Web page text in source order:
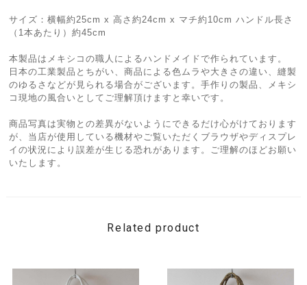
サイズ：横幅約25cm x 高さ約24cm x マチ約10cm ハンドル長さ
（1本あたり）約45cm
本製品はメキシコの職人によるハンドメイドで作られています。
日本の工業製品とちがい、商品による色ムラや大きさの違い、縫製
のゆるさなどが見られる場合がございます。手作りの製品、メキシ
コ現地の風合いとしてご理解頂けますと幸いです。
商品写真は実物との差異がないようにできるだけ心がけております
が、当店が使用している機材やご覧いただくブラウザやディスプレ
イの状況により誤差が生じる恐れがあります。ご理解のほどお願い
いたします。
Related product